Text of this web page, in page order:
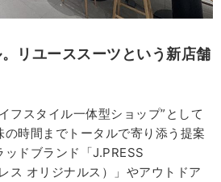
リユーススーツという新店舗
フスタイル一体型ショップ”として
の時間までトータルで寄り添う提案
ドブランド「J.PRESS
ス オリジナルス）」やアウトドア